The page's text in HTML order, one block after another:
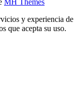
MH Themes
y experiencia de
que acepta su uso.